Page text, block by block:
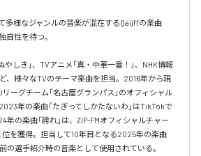
多様なジャンルの音楽が混在するQaijffの楽曲
自性を持つ。
しき」、TVアニメ「真・中華一番！」、NHK情報
ど、様々なTVのテーマ楽曲を担当。2016年から現
ーグチーム「名古屋グランパス」のオフィシャル
年の楽曲「たぎってしかたないわ」はTikTokで
の楽曲「誇れ」は、ZIP-FMオフィシャルチャー
位を獲得。担当して10年目となる2025年の楽曲
の選手紹介時の音楽として使用されている。